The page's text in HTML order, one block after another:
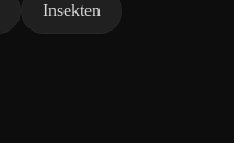
Insekten